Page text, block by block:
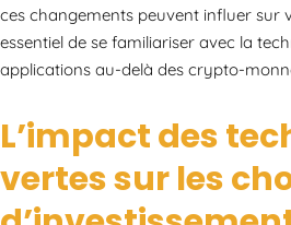
ces changements peuvent influer sur
essentiel de se familiariser avec la
applications au-delà des crypto-
L’impact des
vertes sur les